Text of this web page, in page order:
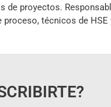
de proyectos.
técnicos de HSE